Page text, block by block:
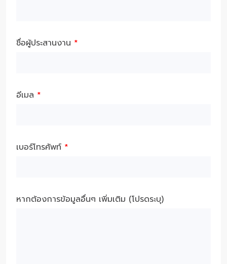
ชื่อผู้ประสานงาน *
อีเมล *
เบอร์โทรศัพท์ *
หากต้องการข้อมูลอื่นๆ เพิ่มเติม (โปรดระบุ)